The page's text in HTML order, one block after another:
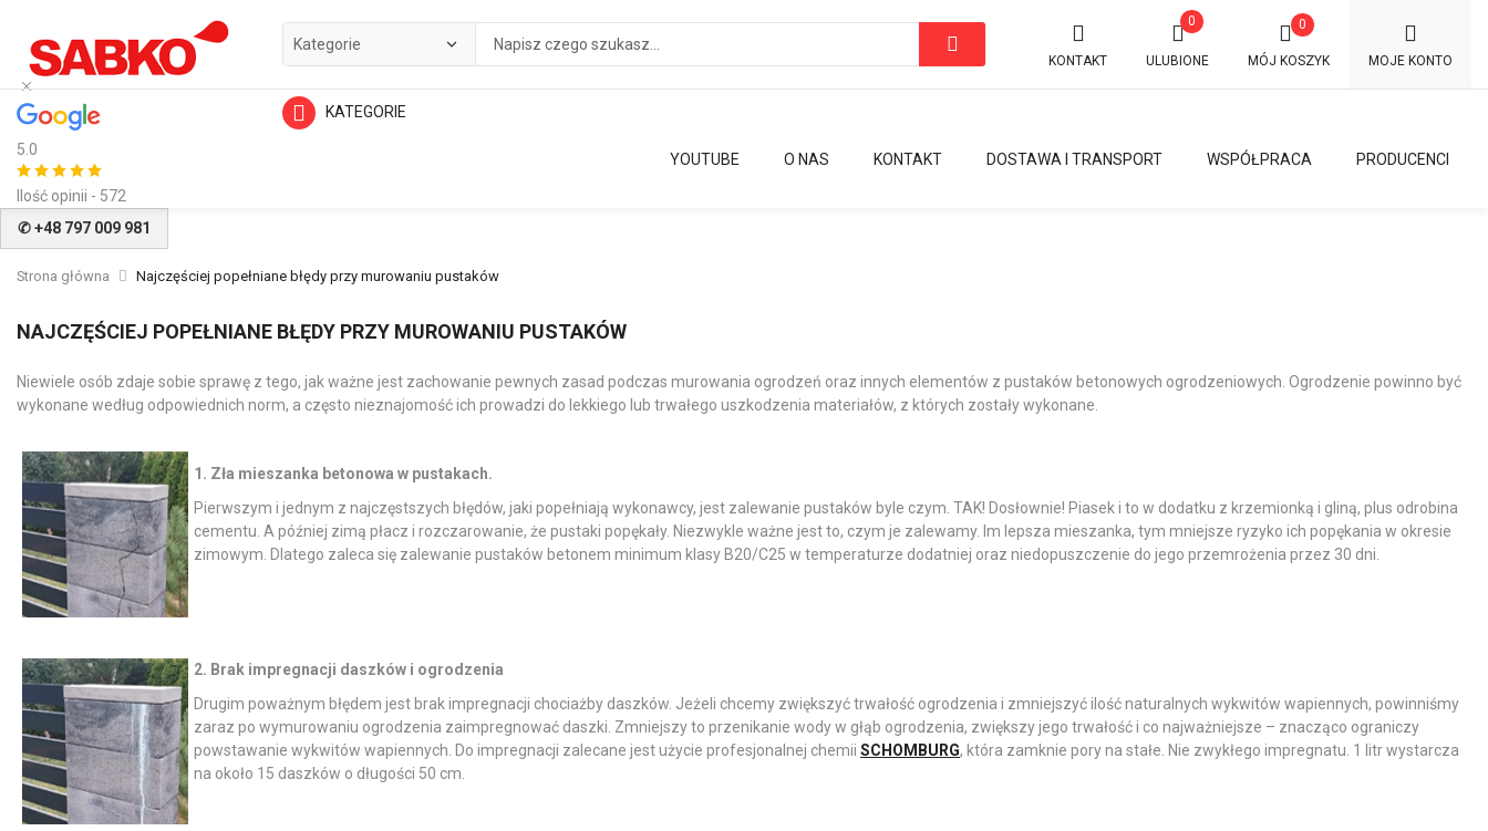
5.0
Ilość opinii - 572
KONTAKT
0
ULUBIONE MÓJ KOSZYK
0
MOJE KONTO
KATEGORIE
PRODUCENCI
WSPÓŁPRACA
DOSTAWA I TRANSPORT
KONTAKT
O NAS
YOUTUBE
✆ +48 797 009 981
Strona główna Najczęściej popełniane błędy przy murowaniu pustaków
NAJCZĘŚCIEJ POPEŁNIANE BŁĘDY PRZY MUROWANIU PUSTAKÓW
Niewiele osób zdaje sobie sprawę z tego, jak ważne jest zachowanie pewnych zasad podczas murowania ogrodzeń oraz innych elementów z pustaków betonowych ogrodzeniowych. Ogrodzenie powinno być
wykonane według odpowiednich norm, a często nieznajomość ich prowadzi do lekkiego lub trwałego uszkodzenia materiałów, z których zostały wykonane.
1. Zła mieszanka betonowa w pustakach.
Pierwszym i jednym z najczęstszych błędów, jaki popełniają wykonawcy, jest zalewanie pustaków byle czym. TAK! Dosłownie! Piasek i to w dodatku z krzemionką i gliną, plus odrobina
cementu. A później zimą płacz i rozczarowanie, że pustaki popękały. Niezwykle ważne jest to, czym je zalewamy. Im lepsza mieszanka, tym mniejsze ryzyko ich popękania w okresie
zimowym. Dlatego zaleca się zalewanie pustaków betonem minimum klasy B20/C25 w temperaturze dodatniej oraz niedopuszczenie do jego przemrożenia przez 30 dni.
2. Brak impregnacji daszków i ogrodzenia
Drugim poważnym błędem jest brak impregnacji chociażby daszków. Jeżeli chcemy zwiększyć trwałość ogrodzenia i zmniejszyć ilość naturalnych wykwitów wapiennych, powinniśmy
zaraz po wymurowaniu ogrodzenia zaimpregnować daszki. Zmniejszy to przenikanie wody w głąb ogrodzenia, zwiększy jego trwałość i co najważniejsze – znacząco ograniczy
powstawanie wykwitów wapiennych. Do impregnacji zalecane jest użycie profesjonalnej chemii SCHOMBURG, która zamknie pory na stałe. Nie zwykłego impregnatu. 1 litr wystarcza
na około 15 daszków o długości 50 cm.